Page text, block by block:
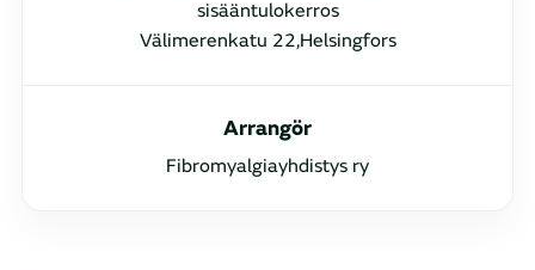
sisääntulokerros
Välimerenkatu 22,Helsingfors
Arrangör
Fibromyalgiayhdistys ry